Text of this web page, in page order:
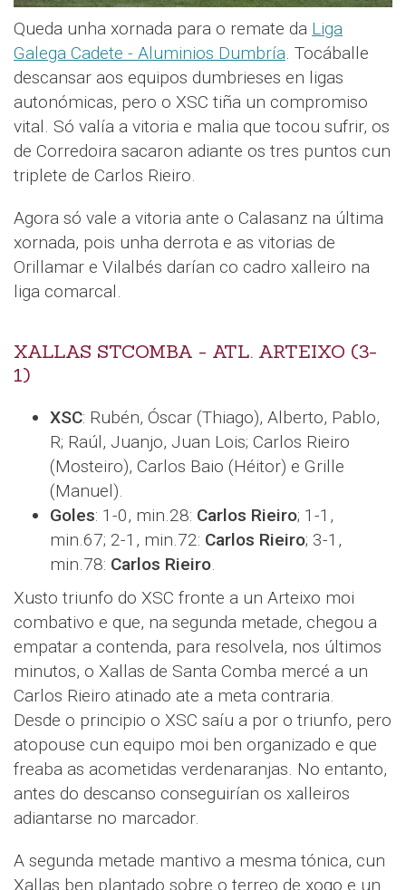
Queda unha xornada para o remate da Liga
Galega Cadete - Aluminios Dumbría . Tocáballe
descansar aos equipos dumbrieses en ligas
autonómicas, pero o XSC tiña un compromiso
vital. Só valía a vitoria e malia que tocou sufrir, os
de Corredoira sacaron adiante os tres puntos cun
triplete de Carlos Rieiro.
Agora só vale a vitoria ante o Calasanz na última
xornada, pois unha derrota e as vitorias de
Orillamar e Vilalbés darían co cadro xalleiro na
liga comarcal.
XALLAS STCOMBA - ATL. ARTEIXO (3-
1)
XSC: Rubén, Óscar (Thiago), Alberto, Pablo,
R; Raúl, Juanjo, Juan Lois; Carlos Rieiro
(Mosteiro), Carlos Baio (Héitor) e Grille
(Manuel).
Goles: 1-0, min.28: Carlos Rieiro; 1-1,
min.67; 2-1, min.72: Carlos Rieiro; 3-1,
min.78: Carlos Rieiro
Xusto triunfo do XSC fronte a un Arteixo moi
combativo e que, na segunda metade, chegou a
empatar a contenda, para resolvela, nos últimos
minutos, o Xallas de Santa Comba mercé a un
Carlos Rieiro atinado ate a meta contraria.
Desde o principio o XSC saíu a por o triunfo, pero
atopouse cun equipo moi ben organizado e que
freaba as acometidas verdenaranjas. No entanto,
antes do descanso conseguirían os xalleiros
adiantarse no marcador.
A segunda metade mantivo a mesma tónica, cun
Xallas ben plantado sobre o terreo de xogo e un